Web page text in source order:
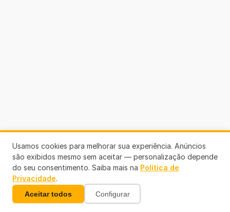
Links Úteis
Usamos cookies para melhorar sua experiência. Anúncios
são exibidos mesmo sem aceitar — personalização depende
do seu consentimento. Saiba mais na Política de
Privacidade.
Aceitar todos Configurar